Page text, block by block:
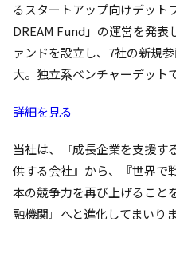
るスタートアップ向けデット
DREAM Fund」の運営を発表
ァンドを設立し、7社の新規
大。独立系ベンチャーデット
詳細を見る
当社は、『成長企業を支援す
供する会社』から、『世界で
本の競争力を再び上げること
融機関』へと進化してまいりま